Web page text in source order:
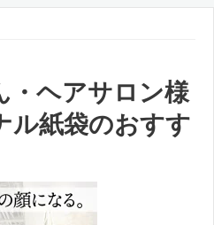
・ヘアサロン様
ル紙袋のおすす